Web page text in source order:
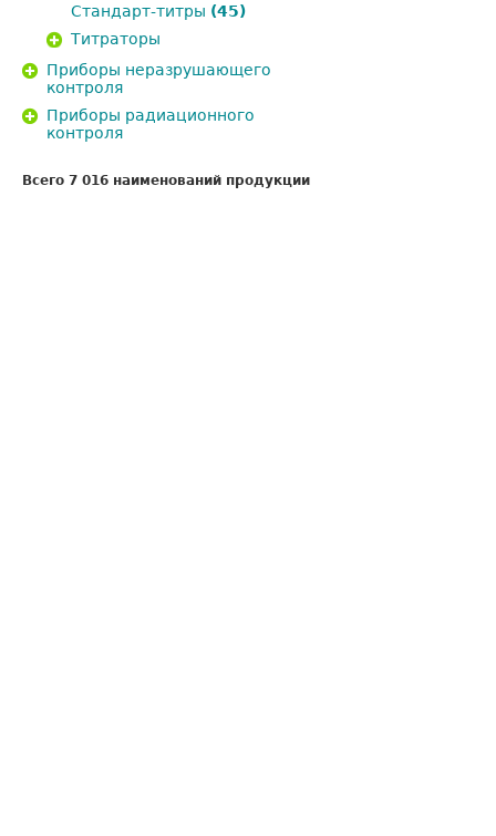
Стандарт-титры (45)
Титраторы
Приборы неразрушающего
контроля
Приборы радиационного
контроля
Всего 7 016 наименований продукции